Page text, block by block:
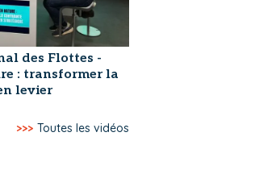
des Flottes -
: transformer la
levier
>>> Toutes les vidéos